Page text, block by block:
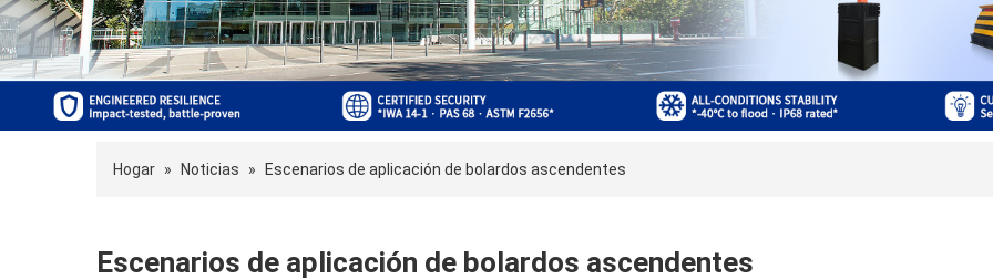
Hogar » Noticias » Escenarios de aplicación de bolardos ascendentes
Escenarios de aplicación de bolardos ascendentes